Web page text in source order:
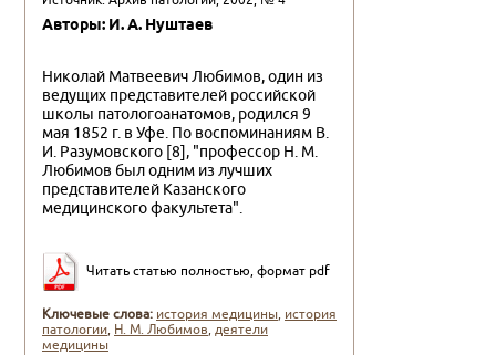
Авторы: И. А. Нуштаев
Николай Матвеевич Любимов, один из
ведущих представителей российской
школы патологоанатомов, родился 9
мая 1852 г. в Уфе. По воспоминаниям В.
И. Разумовского [8], "профессор Н. М.
Любимов был одним из лучших
представителей Казанского
медицинского фа­культета".
Читать статью полностью, формат pdf
Ключевые слова: история медицины, история
патологии, Н. М. Любимов,деятели
медицины